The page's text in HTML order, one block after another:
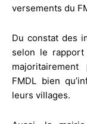
versements du
Du constat des
selon le rapport
FMDL bien
leurs villages.